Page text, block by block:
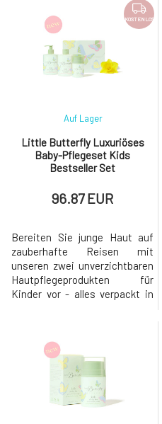
Aloe Vera, Borretschöl, Zink
und anderen wertvollen
Substanzen entstand ein
außerordentlich wirksamer
Balsam, der die Haut sofort
beruhigt, wenn sie
KOSTENLOS
Little Butterfly Luxuriöses
Baby-Pflegeset Kids
Bestseller Set
Auf Lager
96.87 EUR
Bereiten Sie junge Haut auf
zauberhafte Reisen mit
unseren zwei unverzichtbaren
Hautpflegeprodukten für
Kinder vor - alles verpackt in
zaubert. Sanfte Produkte mit
Ecocert Cosmos-Zertifikat.
Teil der neuen Hautpflegeserie
sind ein microbiome-
freundliches Körp